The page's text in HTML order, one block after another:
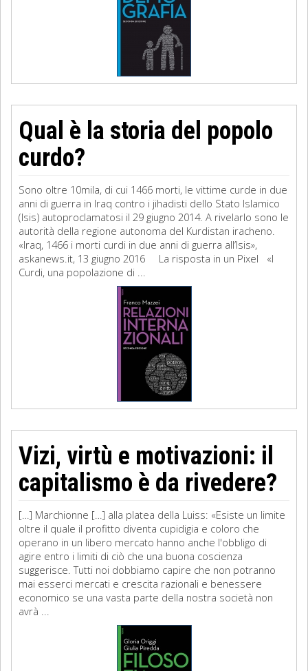
Qual è la storia del popolo
curdo?
Sono oltre 10mila, di cui 1466 morti, le vittime curde in due
anni di guerra in Iraq contro i jihadisti dello Stato Islamico
(Isis) autoproclamatosi il 29 giugno 2014. A rivelarlo sono le
autorità della regione autonoma del Kurdistan iracheno.
«Iraq, 1466 i morti curdi in due anni di guerra all’Isis»,
askanews.it, 13 giugno 2016 La risposta in un Pixel «I
Curdi, una popolazione di ...
Vizi, virtù e motivazioni: il
capitalismo è da rivedere?
[…] Marchionne […] alla platea della Luiss: «Esiste un limite
oltre il quale il profitto diventa cupidigia e coloro che
operano in un libero mercato hanno anche l'obbligo di
agire entro i limiti di ciò che una buona coscienza
suggerisce. Tutti noi dobbiamo capire che non potranno
mai esserci mercati e crescita razionali e benessere
economico se una vasta parte della nostra società non
avrà ...